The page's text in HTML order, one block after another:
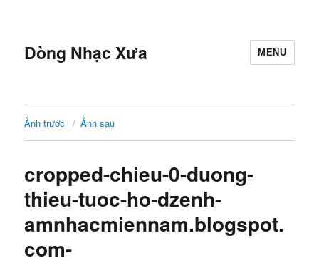
Dòng Nhạc Xưa MENU
Ảnh trước Ảnh sau
cropped-chieu-0-duong-
thieu-tuoc-ho-dzenh-
amnhacmiennam.blogspot.
com-